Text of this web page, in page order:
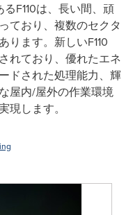
F110は、長い間、頑
ており、複数のセクタ
ります。新しいF110
れており、優れたエネ
ドされた処理能力、輝
屋内/屋外の作業環境
現します。